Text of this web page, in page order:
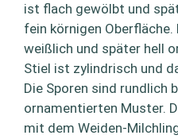
ist flach gewölbt und
fein körnigen Oberfläche.
weißlich und später hell
Stiel ist zylindrisch und
Die Sporen sind rundlich
ornamentierten Muster.
mit dem Weiden-